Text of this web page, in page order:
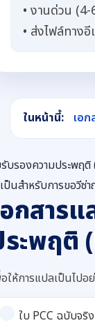
• งานด่วน
• ส่งไฟล์ทาง
ในหน้านี้: เอ
บรองความประพฤ
ป็นสำหรับการขอวีซ่
กสาร
ะพฤติ
ให้การแปลเป็นไปอ
ใบ PCC ฉบับจริ